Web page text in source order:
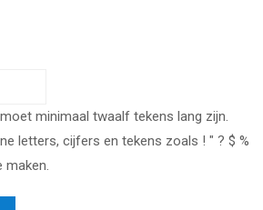
minimaal twaalf tekens lang zijn.
letters, cijfers en tekens zoals ! " ? $ %
maken.